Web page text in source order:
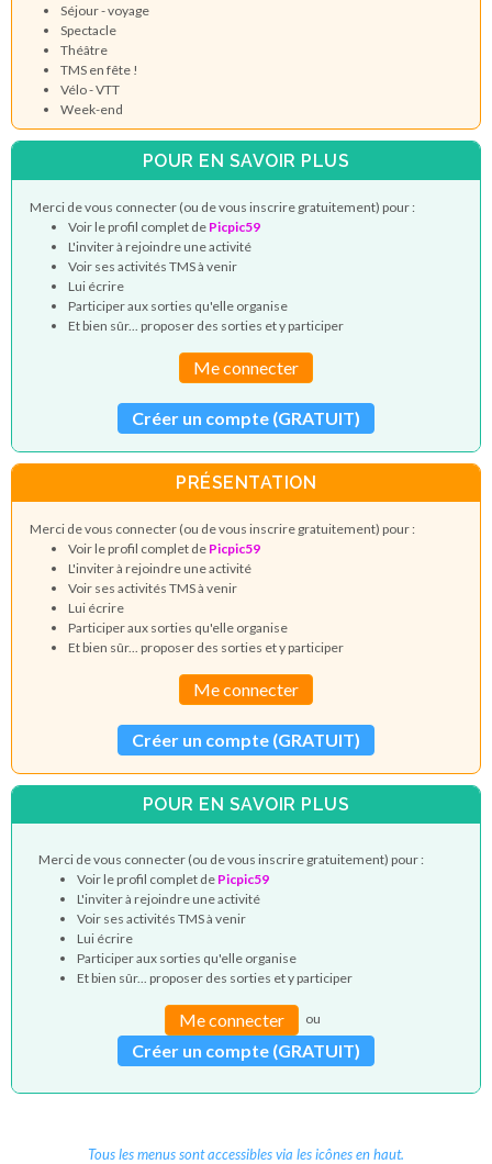
Séjour - voyage
Spectacle
Théâtre
TMS en fête !
Vélo - VTT
Week-end
POUR EN SAVOIR PLUS
Merci de vous connecter (ou de vous inscrire gratuitement) pour :
Voir le profil complet de Picpic59
L'inviter à rejoindre une activité
Voir ses activités TMS à venir
Lui écrire
Participer aux sorties qu'elle organise
Et bien sûr... proposer des sorties et y participer
Me connecter
Créer un compte (GRATUIT)
PRÉSENTATION
Merci de vous connecter (ou de vous inscrire gratuitement) pour :
Voir le profil complet de Picpic59
L'inviter à rejoindre une activité
Voir ses activités TMS à venir
Lui écrire
Participer aux sorties qu'elle organise
Et bien sûr... proposer des sorties et y participer
Me connecter
Créer un compte (GRATUIT)
POUR EN SAVOIR PLUS
Merci de vous connecter (ou de vous inscrire gratuitement) pour :
Voir le profil complet de Picpic59
L'inviter à rejoindre une activité
Voir ses activités TMS à venir
Lui écrire
Participer aux sorties qu'elle organise
Et bien sûr... proposer des sorties et y participer
Me connecter ou
Créer un compte (GRATUIT)
Tous les menus sont accessibles via les icônes en haut.